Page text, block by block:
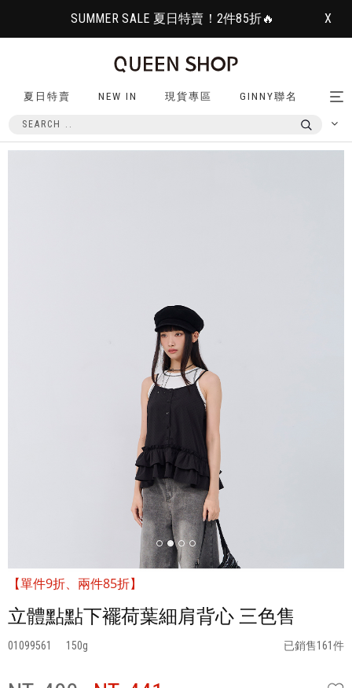
SUMMER SALE 夏日特賣！2件85折🔥 X
夏日特賣 NEW IN 現貨專區 GINNY聯名
【單件9折、兩件85折】
立體點點下襬荷葉細肩背心 三色售
01099561 150 已銷售161件